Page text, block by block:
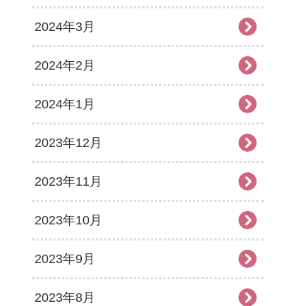
2024年3月
2024年2月
2024年1月
2023年12月
2023年11月
2023年10月
2023年9月
2023年8月